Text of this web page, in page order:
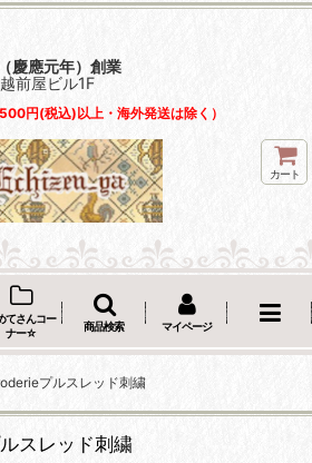
應元年）創業
前屋ビル1F
円(税込)以上・海外発送は除く）
カート
てさんコー
ナー☆
商品検索 マイページ
プルスレッド刺繍
スレッド刺繍